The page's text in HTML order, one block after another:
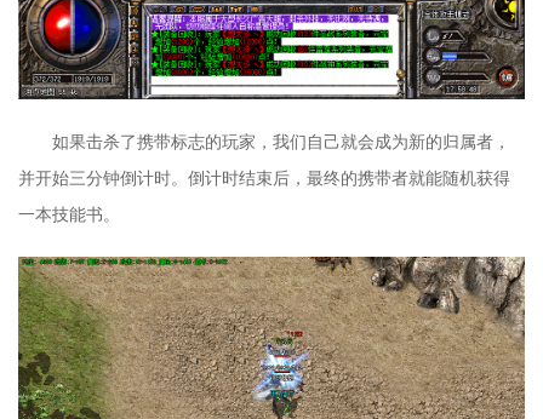
如果击杀了携带标志的玩家，我们自己就会成为新的归属者，
并开始三分钟倒计时。倒计时结束后，最终的携带者就能随机获得
一本技能书。